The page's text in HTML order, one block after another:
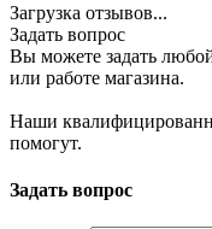
Загрузка отзывов...
Задать вопрос
Вы можете задать
или работе магазина.
Наши
помогут.
Задать вопрос